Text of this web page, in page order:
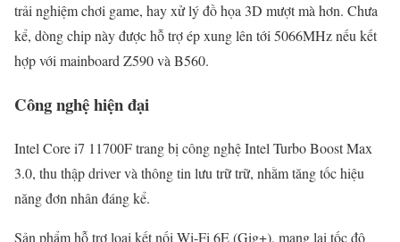
trải nghiệm chơi game, hay xử lý đồ họa 3D mượt mà hơn. Chưa
kể, dòng chip này được hỗ trợ ép xung lên tới 5066MHz nếu kết
hợp với mainboard Z590 và B560.
Công nghệ hiện đại
Intel Core i7 11700F trang bị công nghệ Intel Turbo Boost Max
3.0, thu thập driver và thông tin lưu trữ trữ, nhằm tăng tốc hiệu
năng đơn nhân đáng kể.
Sản phẩm hỗ trợ loại kết nối Wi-Fi 6E (Gig+), mang lại tốc độ